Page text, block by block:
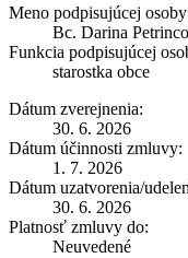
Meno podpisujúcej
Bc. Darina
Funkcia podpisujúcej
starostka obce
Dátum zverejnenia:
30. 6. 2026
Dátum účinnosti zmluvy:
1. 7. 2026
Dátum uzatvorenia/
30. 6. 2026
Platnosť zmluvy do:
Neuvedené